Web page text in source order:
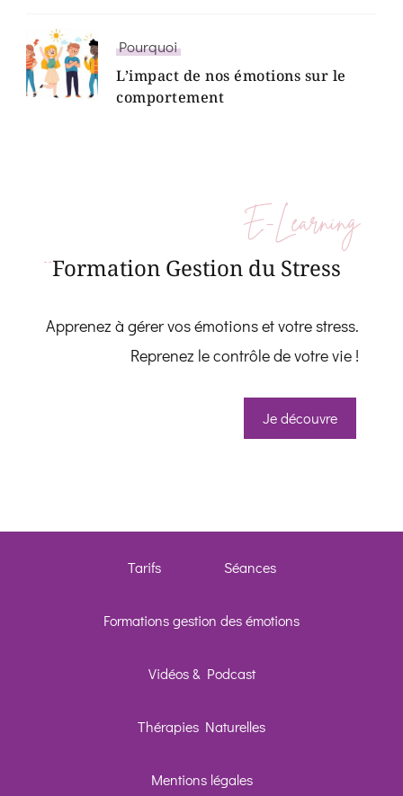
Pourquoi
L’impact de nos émotions sur le
comportement
E-Learning
Formation Gestion du Stress
Apprenez à gérer vos émotions et votre stress.
Reprenez le contrôle de votre vie !
Je découvre
Tarifs Séances
Formations gestion des émotions
Vidéos & Podcast
Thérapies Naturelles
Mentions légales
Whatsapp